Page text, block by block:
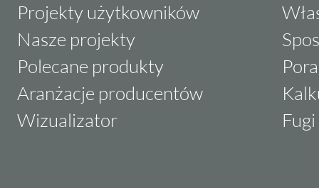
Projekty użytkowników
Nasze projekty
Polecane produkty
Aranżacje producentów
Wizualizator